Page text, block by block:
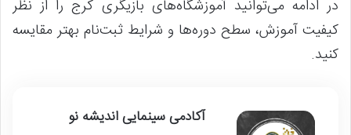
در ادامه می‌توانید آموزشگاه‌های بازیگری کرج را از نظر
کیفیت آموزش، سطح دوره‌ها و شرایط ثبت‌نام بهتر مقایسه
کنید.
آکادمی سینمایی اندیشه نو